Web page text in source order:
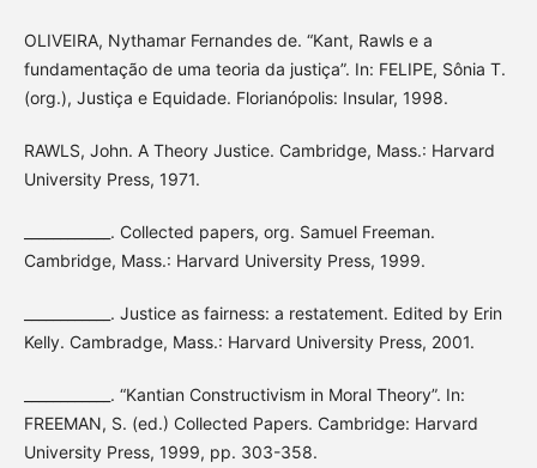
OLIVEIRA, Nythamar Fernandes de. “Kant, Rawls e a
fundamentação de uma teoria da justiça”. In: FELIPE, Sônia T.
(org.), Justiça e Equidade. Florianópolis: Insular, 1998.
RAWLS, John. A Theory Justice. Cambridge, Mass.: Harvard
University Press, 1971.
____________. Collected papers, org. Samuel Freeman.
Cambridge, Mass.: Harvard University Press, 1999.
____________. Justice as fairness: a restatement. Edited by Erin
Kelly. Cambradge, Mass.: Harvard University Press, 2001.
____________. “Kantian Constructivism in Moral Theory”. In:
FREEMAN, S. (ed.) Collected Papers. Cambridge: Harvard
University Press, 1999, pp. 303-358.